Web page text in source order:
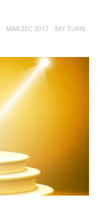
MARZEC 2017
MY TURN